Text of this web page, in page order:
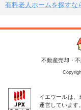
有料老人ホームを探すな
不動産売却・
イエウールは
運営しています。